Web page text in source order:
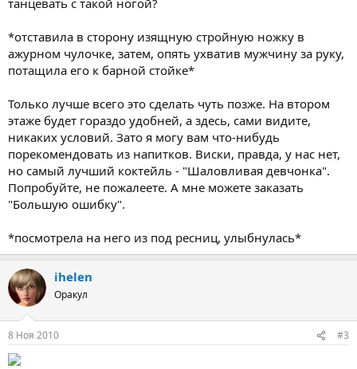
*отставила в сторону изящную стройную ножку в
ажурном чулочке, затем, опять ухватив мужчину за руку,
потащила его к барной стойке*
Только лучше всего это сделать чуть позже. На втором
этаже будет гораздо удобней, а здесь, сами видите,
никаких условий. Зато я могу вам что-нибудь
порекомендовать из напитков. Виски, правда, у нас нет,
но самый лучший коктейль - "Шаловливая девчонка".
Попробуйте, не пожалеете. А мне можете заказать
"Большую ошибку".
*посмотрела на него из под ресниц, улыбнулась*
ihelen
Оракул
8 Ноя 2010 #3